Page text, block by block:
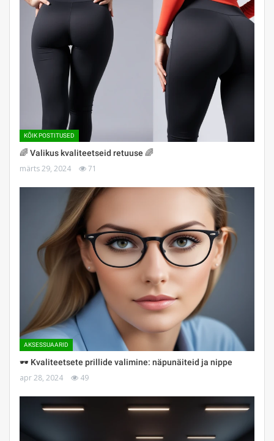
KÕIK POSTITUSED
🌈 Valikus kvaliteetseid retuuse 🌈
märts 29, 2024 71
AKSESSUAARID
🕶 Kvaliteetsete prillide valimine: näpunäiteid ja nippe
apr 28, 2024 49